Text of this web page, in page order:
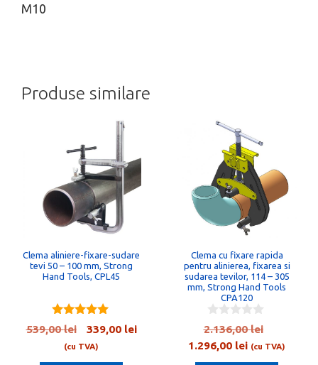
M10
Produse similare
Clema aliniere-fixare-sudare
tevi 50 – 100 mm, Strong
Hand Tools, CPL45
5.00
out of 5
539,00lei
Prețul
inițial
a
339,00 leiPrețul
(cu TVA)
Clema cu fixare rapida
pentru alinierea, fixarea si
sudarea tevilor, 114 – 305
mm, Strong Hand Tools
CPA120
0
o
u
2.136,00lei
inițial
a
1.296,00 leiPrețul
curent
(cu TVA)